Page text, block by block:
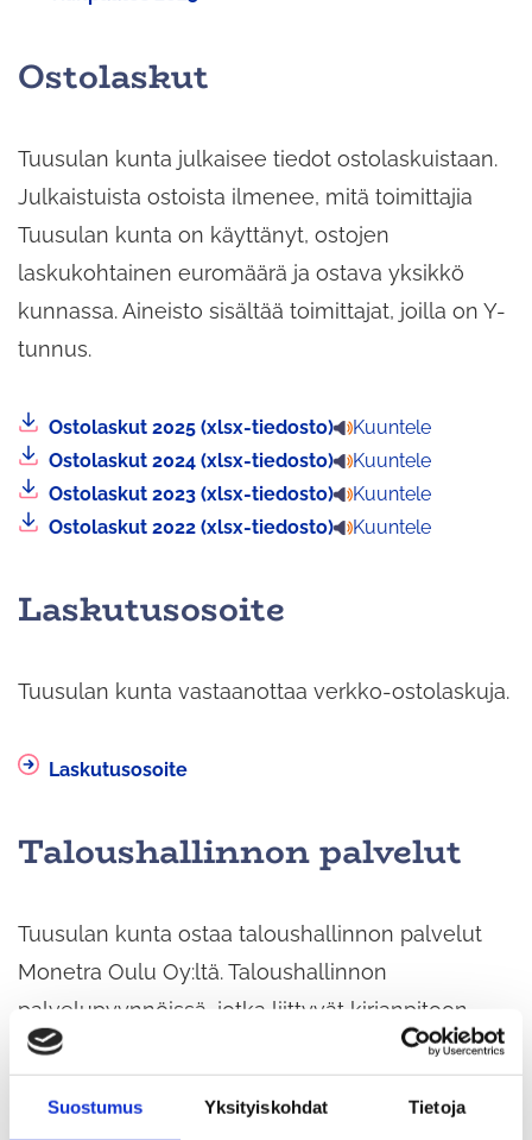
Suostumus Yksityiskohdat Tietoja
palveluun
Ostolaskut
Tuusulan kunta julkaisee tiedot ostolaskuistaan.
Julkaistuista ostoista ilmenee, mitä toimittajia
Tuusulan kunta on käyttänyt, ostojen
laskukohtainen euromäärä ja ostava yksikkö
kunnassa. Aineisto sisältää toimittajat, joilla on Y-
tunnus.
Linkistä
latautuu
tiedosto
Ostolaskut 2025 (xlsx-tiedosto)
Kuuntele
Linkistä
latautuu
tiedosto
Ostolaskut 2024 (xlsx-tiedosto)
Kuuntele
Linkistä
latautuu
Ostolaskut 2023 (xlsx-tiedosto)
Kuuntele
Linkistä
tiedosto
Ostolaskut 2022 (xlsx-tiedosto) Kuuntele
Laskutusosoite
Tuusulan kunta vastaanottaa verkko-ostolaskuja.
Laskutusosoite
Taloushallinnon palvelut
Tuusulan kunta ostaa taloushallinnon palvelut
Monetra Oulu Oy:ltä. Taloushallinnon
palvelupyynnöissä, jotka liittyvät kirjanpitoon,
myyntilaskutukseen, myyntireskontraan ja
keskitettyyn asiakaspalveluun: 040 138 1801